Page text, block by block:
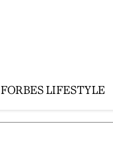
FORBES LIFESTYLE